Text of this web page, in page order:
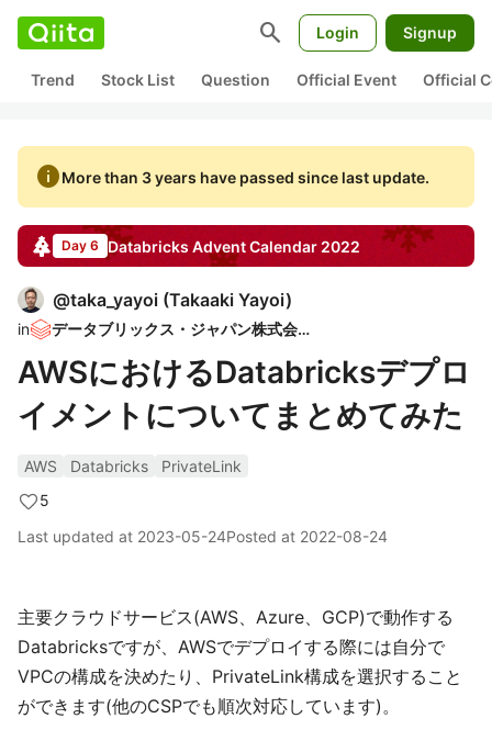
search Login Signup
Trend Stock List Question Official Event Official
infoMore than 3 years have passed since last update.
Day 6 Databricks Advent Calendar 2022
@taka_yayoi (Takaaki Yayoi)
in データブリックス・ジャパン株式会社
AWSにおけるDatabricksデプロ
イメントについてまとめてみた
AWS Databricks
PrivateLink
5
Last updated at 2023-05-24Posted at 2022-08-24
主要クラウドサービス(AWS、Azure、GCP)で動作する
Databricksですが、AWSでデプロイする際には自分で
VPCの構成を決めたり、PrivateLink構成を選択すること
ができます(他のCSPでも順次対応しています)。